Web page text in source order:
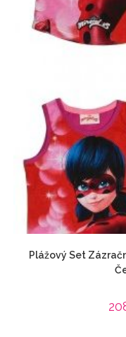
Plážový Set